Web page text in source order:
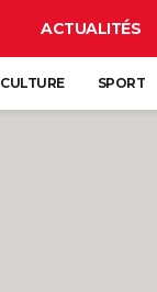
ACTUALITÉS
CULTURE SPORT